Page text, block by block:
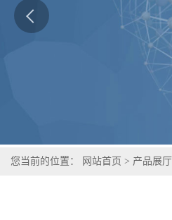
您当前的位置： 网站首页 > 产品展厅